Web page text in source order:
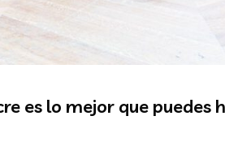
es lo mejor que puedes